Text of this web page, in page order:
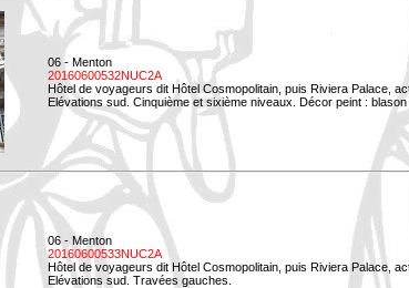
06 - Menton
20160600532NUC2A
Hôtel de voyageurs dit Hôtel Cosmopolitain, puis Riviera Palace,
Elévations sud. Cinquième et sixième niveaux. Décor peint :
06 - Menton
20160600533NUC2A
Hôtel de voyageurs dit Hôtel Cosmopolitain, puis Riviera Palace,
Elévations sud. Travées gauches.